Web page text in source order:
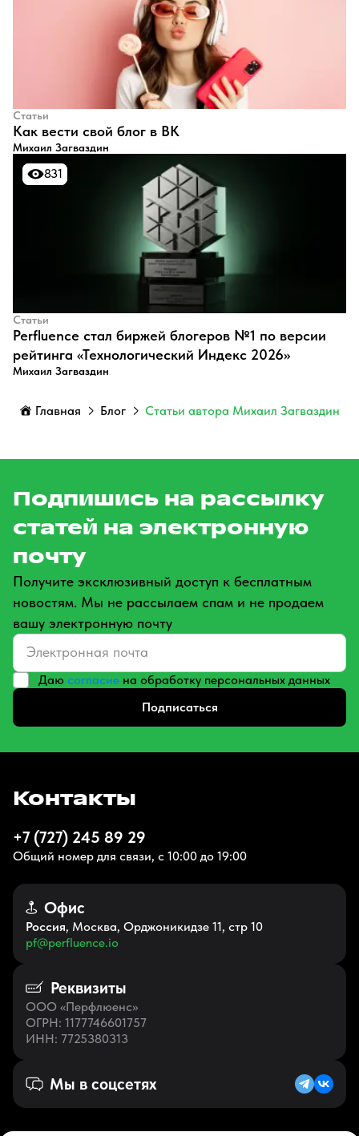
Статьи
​Как вести свой блог в ВК
Михаил Загваздин
831
831
Статьи
Perfluence стал биржей блогеров №1 по версии
рейтинга «Технологический Индекс 2026»
Михаил Загваздин
Главная Блог Статьи автора Михаил Загваздин
Подпишись на рассылку
статей на электронную
почту
Получите эксклюзивный доступ к бесплатным
новостям. Мы не рассылаем спам и не продаем
вашу электронную почту
Даю согласие на обработку персональных данных
Подписаться
Контакты
+7 (727) 245 89 29
Общий номер для связи, с 10:00 до 19:00
Офис
Россия, Москва, Орджоникидзе 11, стр 10
pf@perfluence.io
Реквизиты
ООО «Перфлюенс»
ОГРН: 1177746601757
ИНН: 7725380313
Мы в соцсетях